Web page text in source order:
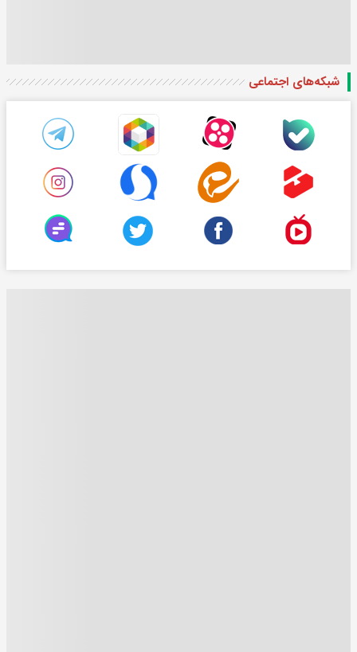
شبکه‌های اجتماعی